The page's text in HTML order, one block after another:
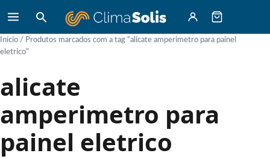
Início / Produtos marcados com a tag “alicate amperimetro para painel
eletrico”
alicate
amperimetro para
painel eletrico